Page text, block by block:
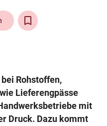
arrow_right
Rohstoffen,
Lieferengpässe
mit
Druck. Dazu kommt